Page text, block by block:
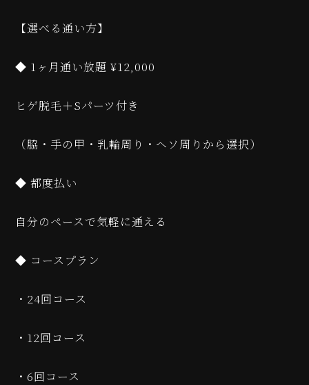
【選べる通い方】
◆ 1ヶ月通い放題 ¥12,000
ヒゲ脱毛＋Sパーツ付き
（脇・手の甲・乳輪周り・ヘソ周りから選択）
◆ 都度払い
自分のペースで気軽に通える
◆ コースプラン
・24回コース
・12回コース
・6回コース